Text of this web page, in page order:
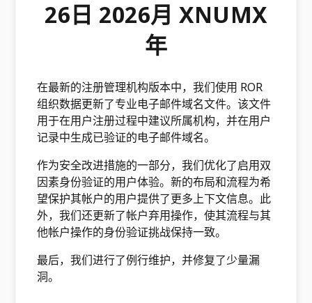
26日 2026月 XNUMX
年
在最新的注册管理机构版本中，我们使用 ROR
组织数据更新了专业电子邮件域名文件。该文件
用于在用户注册过程中建议所属机构，并在用户
记录中生成已验证的电子邮件域名。
作为安全改进措施的一部分，我们优化了启用双
因素身份验证的用户体验。新的布局和流程为希
望保护其帐户的用户提供了更多上下文信息。此
外，我们还更新了帐户弃用操作，使其流程与其
他帐户操作的身份验证挑战保持一致。
最后，我们进行了例行维护，并修复了少量漏
洞。